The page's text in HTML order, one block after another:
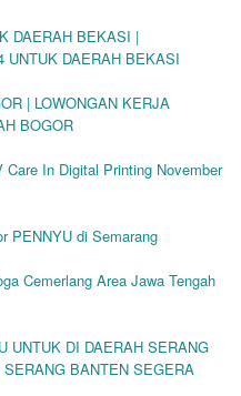
DAERAH BEKASI |
UNTUK DAERAH BEKASI
| LOWONGAN KERJA
BOGOR
Care In Digital Printing November
PENNYU di Semarang
Cemerlang Area Jawa Tengah
UNTUK DI DAERAH SERANG
BANTEN SEGERA